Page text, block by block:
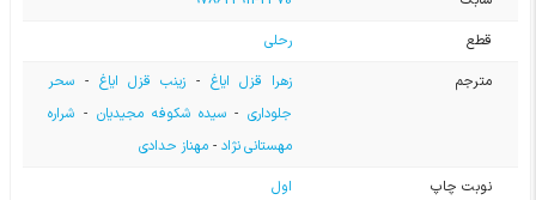
قطع
رحلی
مترجم
زهرا قزل ایاغ- زینب قزل ایاغ- سحر
جلوداری-سیده شکوفه مجیدیان - شراره
مهستانی نژاد- مهناز حدادی
نوبت چاپ
اول